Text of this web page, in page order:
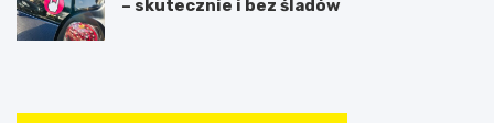
– skutecznie i bez śladów